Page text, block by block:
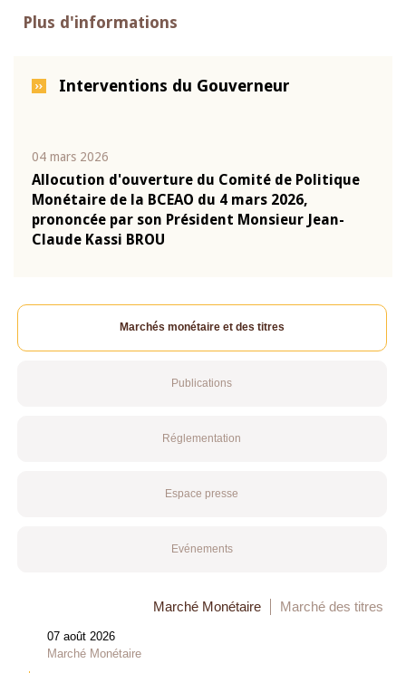
Plus d'informations
Interventions du Gouverneur
04 mars 2026
Allocution d'ouverture du Comité de Politique
Monétaire de la BCEAO du 4 mars 2026,
prononcée par son Président Monsieur Jean-
Claude Kassi BROU
Marchés monétaire et des titres
Publications
Réglementation
Espace presse
Evénements
Marché Monétaire Marché des titres
07 août 2026
Marché Monétaire